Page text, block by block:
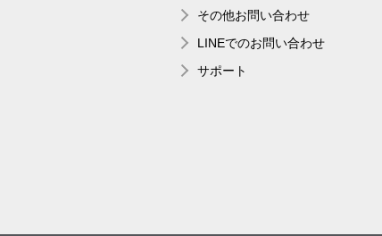
その他お問い合わせ
LINEでのお問い合わせ
サポート